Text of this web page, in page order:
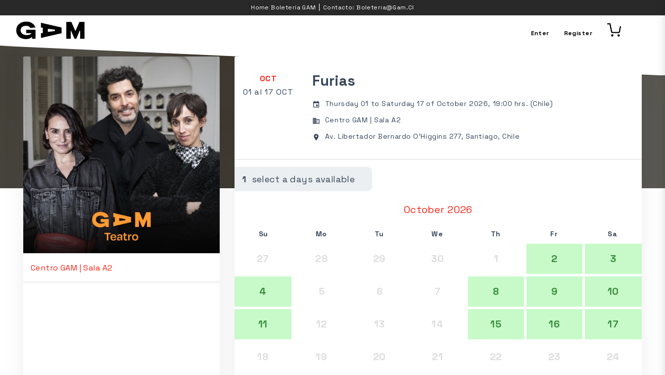
Home Boletería GAM | Contacto: Boleteria@gam.cl
Enter Register
Centro GAM | Sala A2
OCT
01 al 17 OCT
Furias
event Thursday 01 to Saturday 17 of October 2026, 19:00 hrs. (Chile)
business Centro GAM | Sala A2
place Av. Libertador Bernardo O'Higgins 277, Santiago, Chile
select a days available
1
October 2026
Su Mo Tu We Th Fr Sa
27 28 29 30 1 2 3
4 5 6 7 8 9 10
11 12 13 14 15 16 17
18 19 20 21 22 23 24